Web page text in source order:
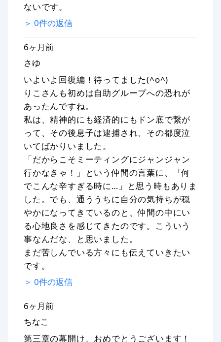
ないです。
＞ 0件の返信
6ヶ月前
さゆ
いよいよ回復編！待ってました(^o^)
りこさんも初めは自助グループへの恐れが
あったんですね。
私は、精神的にも経済的にもドン底で繋が
って、その後息子は逮捕され、その都度泣
いてばかりいました。
「だからこそミーティングにジャンジャン
行かなきゃ！」という仲間の言葉に、「何
でこんな辛すぎる時に…」と思う時もありま
した。でも、通ううちに自分の気持ちが穏
やかになってきているのと、仲間の中にい
る心地良さを感じてきたのです。こういう
事なんだな、と思いました。
まだ苦しんでいる方々にも伝えていきたい
です。
＞ 0件の返信
6ヶ月前
ちなこ
第三章の幕開け、おめでとうございます！